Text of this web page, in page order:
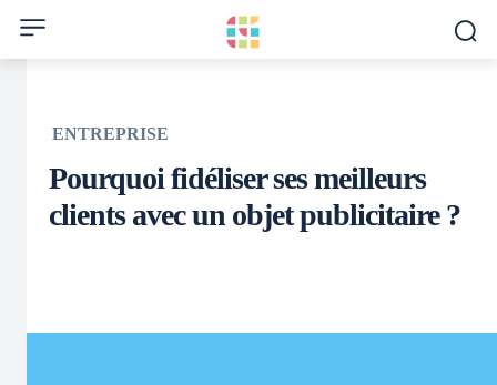
ENTREPRISE
Pourquoi fidéliser ses meilleurs
clients avec un objet publicitaire ?